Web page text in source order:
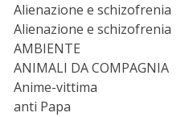
Alienazione e schizofrenia
Alienazione e schizofrenia
AMBIENTE
ANIMALI DA COMPAGNIA
Anime-vittima
anti Papa